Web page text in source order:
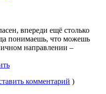
впереди ещё столько
понимаешь, что можешь
направлении –
комментарий )